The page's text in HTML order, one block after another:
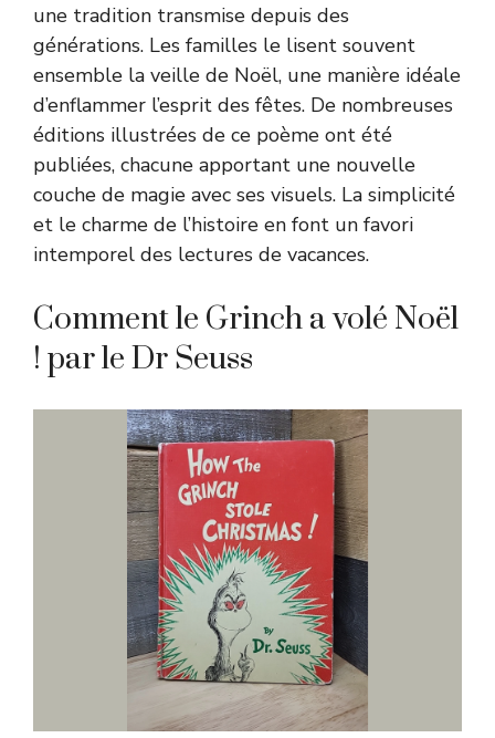
une tradition transmise depuis des
générations. Les familles le lisent souvent
ensemble la veille de Noël, une manière idéale
d’enflammer l’esprit des fêtes. De nombreuses
éditions illustrées de ce poème ont été
publiées, chacune apportant une nouvelle
couche de magie avec ses visuels. La simplicité
et le charme de l’histoire en font un favori
intemporel des lectures de vacances.
Comment le Grinch a volé Noël
! par le Dr Seuss